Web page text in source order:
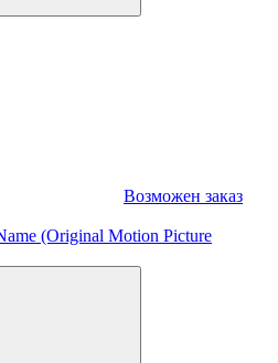
Возможен заказ
(Original Motion Picture